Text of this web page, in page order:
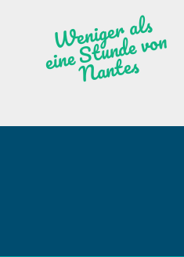
We
ni
ge
r
als
ei
ne
Stu
n
de vo
n
N
a
ntes